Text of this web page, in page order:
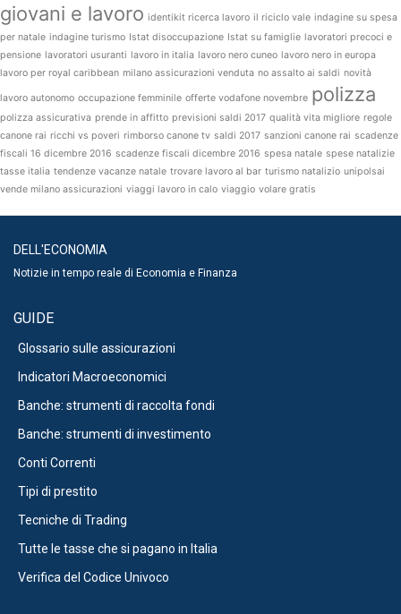
giovani e lavoro identikit ricerca lavoro il riciclo vale indagine su spesa
per natale indagine turismo Istat disoccupazione Istat su famiglie lavoratori precoci e
pensione lavoratori usuranti lavoro in italia lavoro nero cuneo lavoro nero in europa
lavoro per royal caribbean milano assicurazioni venduta no assalto ai saldi novità
lavoro autonomo occupazione femminile offerte vodafone novembre polizza
polizza assicurativa prende in affitto previsioni saldi 2017 qualità vita migliore regole
canone rai ricchi vs poveri rimborso canone tv saldi 2017 sanzioni canone rai scadenze
fiscali 16 dicembre 2016 scadenze fiscali dicembre 2016 spesa natale spese natalizie
tasse italia tendenze vacanze natale trovare lavoro al bar turismo natalizio unipolsai
vende milano assicurazioni viaggi lavoro in calo viaggio volare gratis
DELL'ECONOMIA
Notizie in tempo reale di Economia e Finanza
GUIDE
Glossario sulle assicurazioni
Indicatori Macroeconomici
Banche: strumenti di raccolta fondi
Banche: strumenti di investimento
Conti Correnti
Tipi di prestito
Tecniche di Trading
Tutte le tasse che si pagano in Italia
Verifica del Codice Univoco